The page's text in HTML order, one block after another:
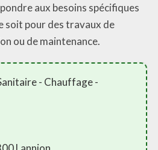
aux besoins spécifiques
soit pour des travaux de
ou de maintenance.